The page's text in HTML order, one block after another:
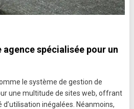
spécialisée pour un
le système de gestion de
une multitude de sites web, offrant
inégalées. Néanmoins,